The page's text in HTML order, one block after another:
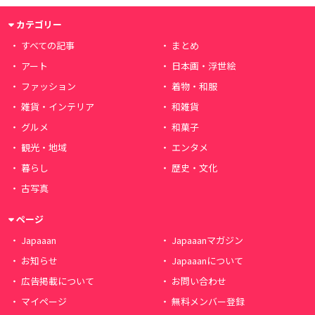
カテゴリー
すべての記事
まとめ
アート
日本画・浮世絵
ファッション
着物・和服
雑貨・インテリア
和雑貨
グルメ
和菓子
観光・地域
エンタメ
暮らし
歴史・文化
古写真
ページ
Japaaan
Japaaanマガジン
お知らせ
Japaaanについて
広告掲載について
お問い合わせ
マイページ
無料メンバー登録